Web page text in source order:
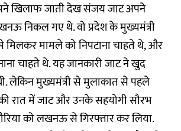
खिलाफ जाती देख संजय जाट अपने
निकल गए थे. वो प्रदेश के मुख्यमंत्री
मिलकर मामले को निपटाना चाहते थे, और
चाहते थे. यह जानकारी जाट ने खुद
थी. लेकिन मुख्यमंत्री से मुलाकात से पहले
रात में जाट और उनके सहयोगी सौरभ
को लखनऊ से गिरफ्तार कर लिया.